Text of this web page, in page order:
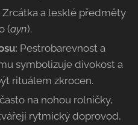
Zrcátka a lesklé předměty
(ayn).
Pestrobarevnost a
symbolizuje divokost a
rituálem zkrocen.
na nohou rolničky,
rytmický doprovod,